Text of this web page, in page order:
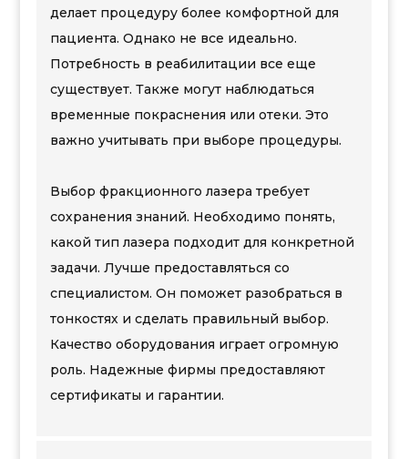
делает процедуру более комфортной для
пациента. Однако не все идеально.
Потребность в реабилитации все еще
существует. Также могут наблюдаться
временные покраснения или отеки. Это
важно учитывать при выборе процедуры.
Выбор фракционного лазера требует
сохранения знаний. Необходимо понять,
какой тип лазера подходит для конкретной
задачи. Лучше предоставляться со
специалистом. Он поможет разобраться в
тонкостях и сделать правильный выбор.
Качество оборудования играет огромную
роль. Надежные фирмы предоставляют
сертификаты и гарантии.